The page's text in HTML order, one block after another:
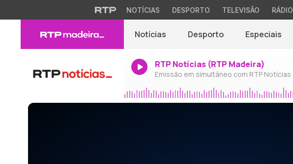
NOTÍCIAS DESPORTO TELEVISÃO RÁDIO
Notícias Desporto Especiais
RTP Notícias (RTP Madeira)
Emissão em simultâneo com RTP Notícias